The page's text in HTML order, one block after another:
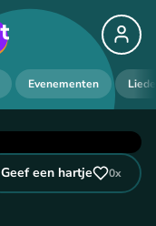
Evenementen
Geef een hartje 0x